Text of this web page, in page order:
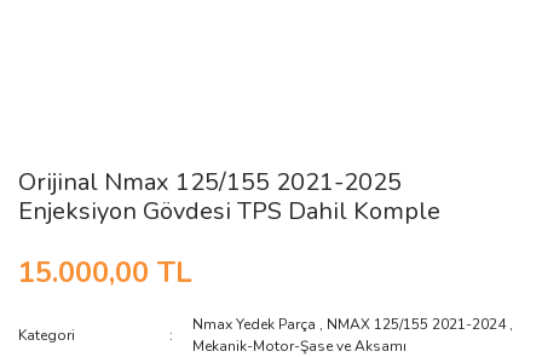
Orijinal Nmax 125/155 2021-2025
Enjeksiyon Gövdesi TPS Dahil Komple
15.000,00 TL
Kategori
Nmax Yedek Parça , NMAX 125/155 2021-2024,
Mekanik-Motor-Şase ve Aksamı